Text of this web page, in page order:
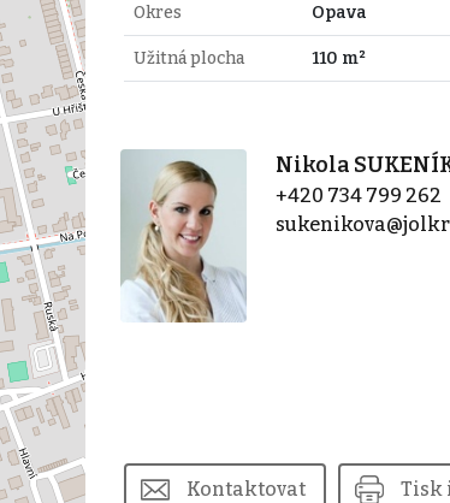
Okres Opava
Užitná plocha 110 m²
Nikola
+420 734 799 262
Kontaktovat Tisk